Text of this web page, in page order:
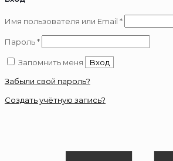
Имя пользователя или Email *Обязательно
Пароль*Обязательно
Запомнить меня
Вход
Забыли свой пароль?
Создать учётную запись?